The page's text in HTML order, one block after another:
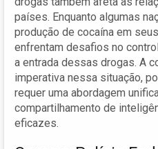
países. Enquanto algumas
produção de cocaína em
enfrentam desafios no
a entrada dessas drogas. A
imperativa nessa situação,
requer uma abordagem
compartilhamento de
eficazes.